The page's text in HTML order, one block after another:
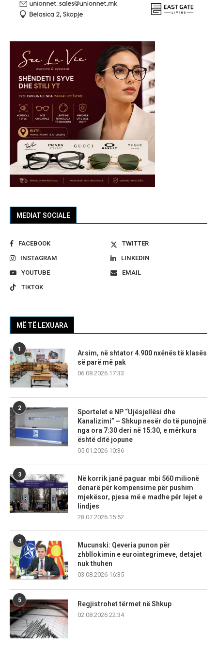
MEDIAT SOCIALE
FACEBOOK
TWITTER
INSTAGRAM
LINKEDIN
YOUTUBE
EMAIL
TIKTOK
MË TË LEXUARA
1
Arsim, në shtator 4.900 nxënës të klasës
së parë më pak
06.08.2026 17:33
2
Sportelet e NP “Ujësjellësi dhe
Kanalizimi” – Shkup nesër do të punojnë
nga ora 7:30 deri në 15:30, e mërkura
është ditë jopune
05.01.2026 10:36
3
Në korrik janë paguar mbi 560 milionë
denarë për kompensime për pushim
mjekësor, pjesa më e madhe për lejet e
lindjes
28.07.2026 15:52
4
Mucunski: Qeveria punon për
zhbllokimin e eurointegrimeve, detajet
nuk thuhen
03.08.2026 16:35
5
Regjistrohet tërmet në Shkup
02.08.2026 22:34